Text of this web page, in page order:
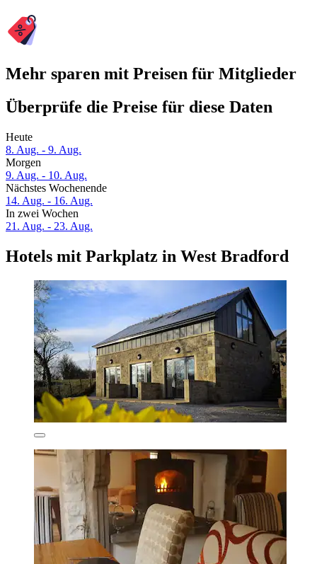
Mehr sparen mit Preisen für Mitglieder
Überprüfe die Preise für diese Daten
Heute
8. Aug. - 9. Aug.
Morgen
9. Aug. - 10. Aug.
Nächstes Wochenende
14. Aug. - 16. Aug.
In zwei Wochen
21. Aug. - 23. Aug.
Hotels mit Parkplatz in West Bradford